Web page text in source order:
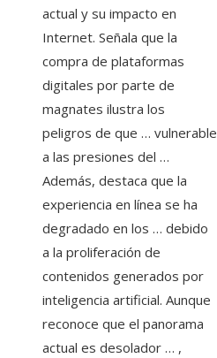
actual y su impacto en
Internet. Señala que la
compra de plataformas
digitales por parte de
magnates ilustra los
peligros de que … vulnerable
a las presiones del …
Además, destaca que la
experiencia en línea se ha
degradado en los … debido
a la proliferación de
contenidos generados por
inteligencia artificial. Aunque
reconoce que el panorama
actual es desolador … ,